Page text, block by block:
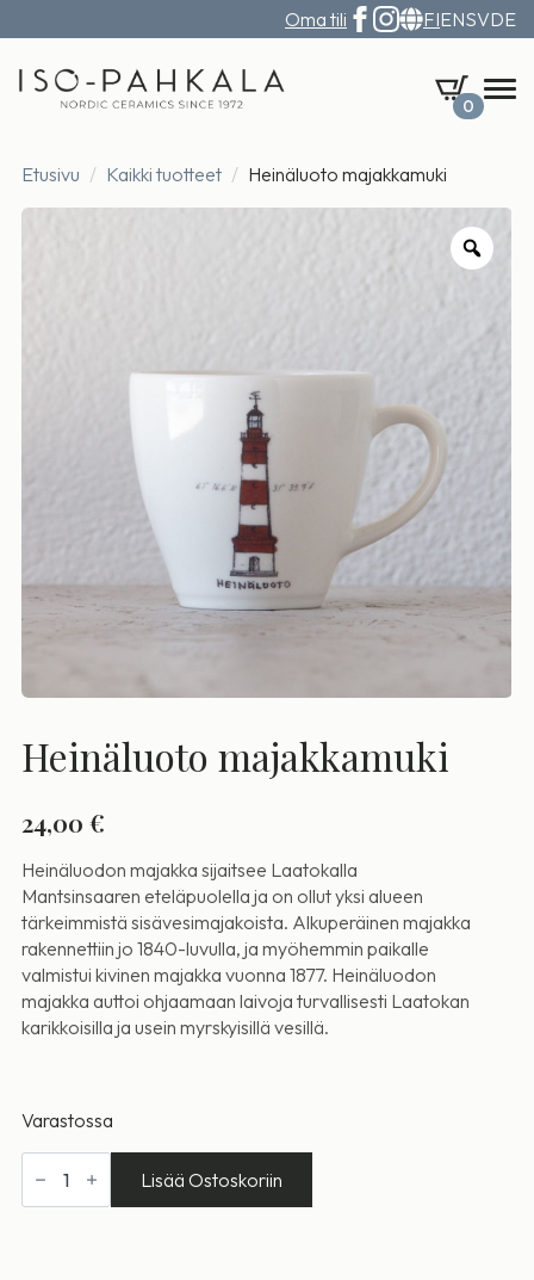
Oma tili FIENSVDE
0
Etusivu Kaikki tuotteet Heinäluoto majakkamuki
Heinäluoto majakkamuki
24,00€
Heinäluodon majakka sijaitsee Laatokalla
Mantsinsaaren eteläpuolella ja on ollut yksi alueen
tärkeimmistä sisävesimajakoista. Alkuperäinen majakka
rakennettiin jo 1840-luvulla, ja myöhemmin paikalle
valmistui kivinen majakka vuonna 1877. Heinäluodon
majakka auttoi ohjaamaan laivoja turvallisesti Laatokan
karikkoisilla ja usein myrskyisillä vesillä.
Varastossa
Heinäluoto
majakkamuki
määrä
Lisää Ostoskoriin